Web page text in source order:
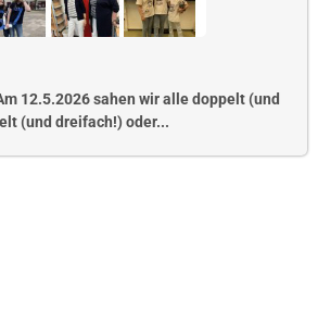
12.5.2026 sahen wir alle doppelt (und
(und dreifach!) oder...